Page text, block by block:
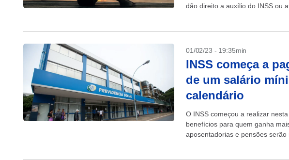
dão direito a auxílio do INSS ou
01/02/23 - 19:35min
INSS começa a
de um salário
calendário
O INSS começou a realizar
benefícios para quem ganha
aposentadorias e pensões serão